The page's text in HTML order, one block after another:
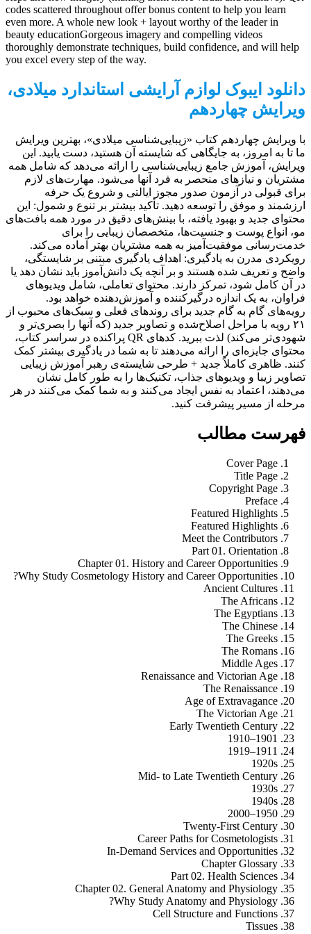
codes scattered throughout offer bonus content to help you learn
even more. A whole new look + layout worthy of the leader in
beauty educationGorgeous imagery and compelling videos
thoroughly demonstrate techniques, build confidence, and will help
you excel every step of the way.
دانلود ایبوک لوازم آرایشی استاندارد میلادی،
ویرایش چهاردهم
با ویرایش چهاردهم کتاب «زیبایی‌شناسی میلادی»، بهترین ویرایش
ما تا به امروز، به جایگاهی که شایسته آن هستید، دست یابید. این
ویرایش، آموزش جامع زیبایی‌شناسی را ارائه می‌دهد که شامل همه
مشتریان و نیازهای منحصر به فرد آنها می‌شود. مهارت‌های لازم
برای قبولی در آزمون صدور مجوز ایالتی و شروع یک حرفه
ارزشمند و موفق را توسعه دهید. تأکید بیشتر بر تنوع و شمول: این
محتوای جدید و بهبود یافته، با بینش‌های دقیق در مورد همه بافت‌های
مو، انواع پوست و جنسیت‌ها، متخصصان زیبایی را برای
خدمت‌رسانی موفقیت‌آمیز به همه مشتریان بهتر آماده می‌کند.
رویکردی مدرن به یادگیری: اهداف یادگیری مبتنی بر شایستگی،
واضح و تعریف شده هستند و بر آنچه یک دانش‌آموز باید نشان دهد یا
در آن کامل شود، تمرکز دارند. محتوای تعاملی، شامل ویدیوهای
فراوان، به یک اندازه درگیرکننده و آموزش‌دهنده خواهد بود.
رویه‌های گام به گام جدید برای روندهای فعلی و سبک‌های محبوب از
۲۱ رویه با مراحل اصلاح‌شده و تصاویر جدید (که آنها را بصری‌تر و
شهودی‌تر می‌کند) لذت ببرید. کدهای QR پراکنده در سراسر کتاب،
محتوای جایزه‌ای را ارائه می‌دهند تا به شما در یادگیری بیشتر کمک
کنند. ظاهری کاملاً جدید + طرحی شایسته‌ی رهبر آموزش زیبایی
تصاویر زیبا و ویدیوهای جذاب، تکنیک‌ها را به طور کامل نشان
می‌دهند، اعتماد به نفس ایجاد می‌کنند و به شما کمک می‌کنند در هر
مرحله از مسیر پیشرفت کنید.
فهرست مطالب
Cover Page
Title Page
Copyright Page
Preface
Featured Highlights
Featured Highlights
Meet the Contributors
Part 01. Orientation
Chapter 01. History and Career Opportunities
Why Study Cosmetology History and Career Opportunities?
Ancient Cultures
The Africans
The Egyptians
The Chinese
The Greeks
The Romans
Middle Ages
Renaissance and Victorian Age
The Renaissance
Age of Extravagance
The Victorian Age
Early Twentieth Century
1901–1910
1911–1919
1920s
Mid- to Late Twentieth Century
1930s
1940s
1950–2000
Twenty-First Century
Career Paths for Cosmetologists
In-Demand Services and Opportunities
Chapter Glossary
Part 02. Health Sciences
Chapter 02. General Anatomy and Physiology
Why Study Anatomy and Physiology?
Cell Structure and Functions
Tissues